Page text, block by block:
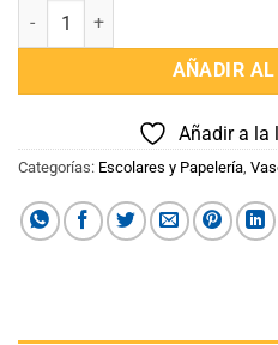
Vaso Alto con Tapa Paw Patrol
AÑADIR
Añadir a la
Categorías: Escolares y Papelería,